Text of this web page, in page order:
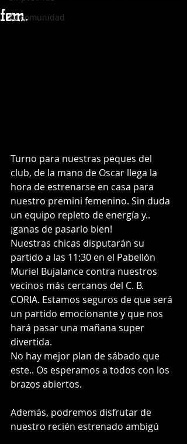
Tu comunidad
fem.
Turno para nuestras peques del
club, de la mano de Oscar llega la
hora de estrenarse en casa para
nuestro premini femenino. Sin duda
un equipo repleto de energía y..
¡ganas de pasarlo bien!
Nuestras chicas disputarán su
partido a las 11:30 en el Pabellón
Muriel Bujalance contra nuestros
vecinos más cercanos del C. B.
CORIA. Estamos seguros de que será
un partido emocionante y que nos
hará pasar una mañana super
divertida.
No hay mejor plan de sábado que
este.. Os esperamos a todos con los
brazos abiertos.
Además, podremos disfrutar de
nuestro recién estrenado ambigú